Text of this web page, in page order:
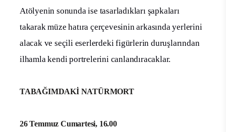
Atölyenin sonunda ise tasarladıkları şapkaları
takarak müze hatıra çerçevesinin arkasında yerlerini
alacak ve seçili eserlerdeki figürlerin duruşlarından
ilhamla kendi portrelerini canlandıracaklar.
TABAĞIMDAKİ NATÜRMORT
26 Temmuz Cumartesi, 16.00